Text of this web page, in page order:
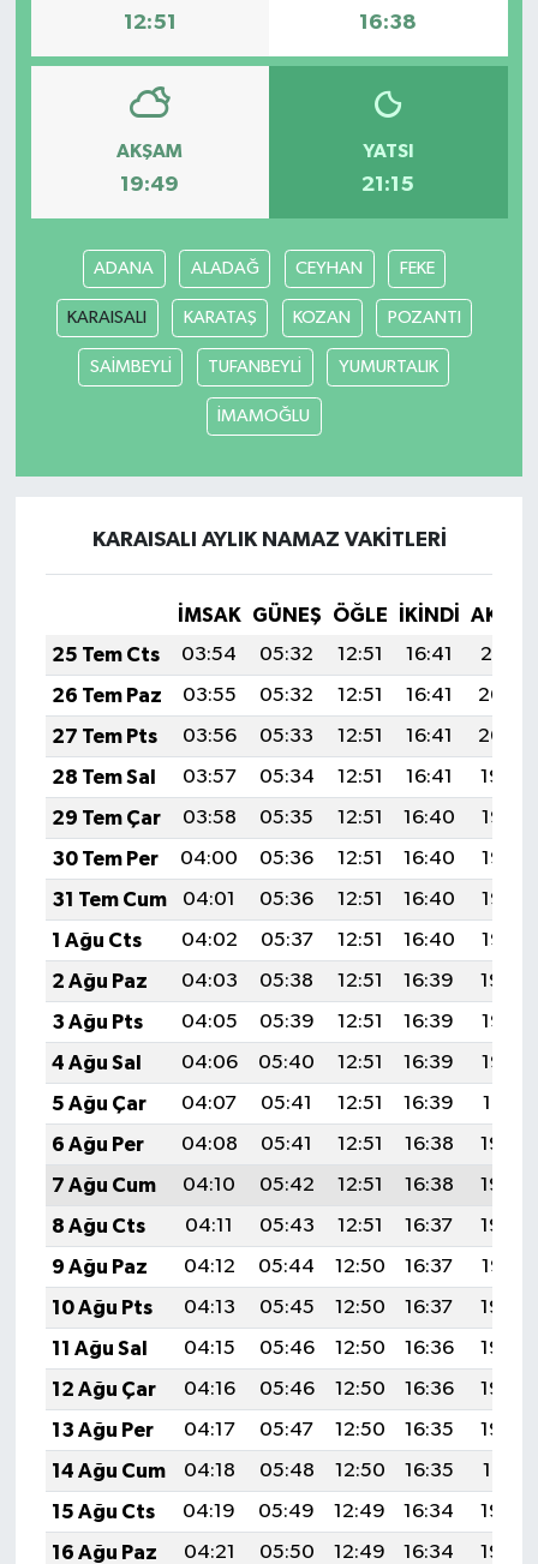
12:51 16:38
AKŞAM
19:49
YATSI
21:15
ADANA ALADAĞ CEYHAN FEKE
KARAISALI KARATAŞ KOZAN POZANTI
SAİMBEYLİ TUFANBEYLİ YUMURTALIK
İMAMOĞLU
KARAISALI AYLIK NAMAZ VAKITLERI
İMSAK GÜNEŞ ÖĞLE İKINDI
25 Tem Cts
03:54 05:32 12:51 16:41
20:01
26 Tem Paz
03:55 05:32 12:51 16:41
20:00
27 Tem Pts
03:56 05:33 12:51 16:41
20:00
28 Tem Sal
03:57 05:34 12:51 16:41
19:59
29 Tem Çar
03:58 05:35 12:51 16:40
19:58
30 Tem Per
04:00 05:36 12:51 16:40
19:57
31 Tem Cum
04:01 05:36 12:51 16:40
19:56
1 Ağu Cts
04:02 05:37 12:51 16:40
19:55
2 Ağu Paz
04:03 05:38 12:51 16:39
19:54
3 Ağu Pts
04:05 05:39 12:51 16:39
19:53
4 Ağu Sal
04:06 05:40 12:51 16:39
19:52
5 Ağu Çar
04:07 05:41 12:51 16:39
19:51
6 Ağu Per
04:08 05:41 12:51 16:38
19:50
7 Ağu Cum
04:10 05:42 12:51 16:38
19:49
8 Ağu Cts
04:11 05:43 12:51 16:37
19:48
9 Ağu Paz
04:12 05:44 12:50 16:37
19:47
10 Ağu Pts
04:13 05:45 12:50 16:37
19:46
11 Ağu Sal
04:15 05:46 12:50 16:36
19:45
12 Ağu Çar
04:16 05:46 12:50 16:36
19:44
13 Ağu Per
04:17 05:47 12:50 16:35
19:42
14 Ağu Cum
04:18 05:48 12:50 16:35
19:41
15 Ağu Cts
04:19 05:49 12:49 16:34
19:40
16 Ağu Paz
04:21 05:50 12:49 16:34
19:39